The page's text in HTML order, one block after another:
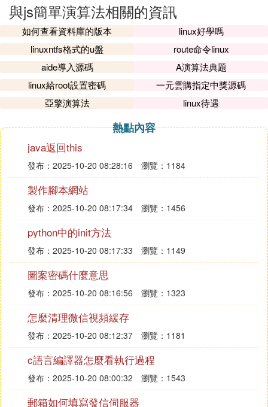
3. web前端javascript能實現什麼演算法或
者計算
在Web開發中，JavaScript很重要，演算法也很重
要。下面整理了一下一些常見的演算法在JavaScript
下的實現，包括二分法、求字元串長度、數組去重、
插入排序、選擇排序、希爾排序、快速排序、冒泡法
等等。僅僅是為了練手，不保證高效與美觀，或許還
有Bug，有時間再完善吧。
1.二分法：
function binary(items,value){
var startIndex=0,
stopIndex=items.length-1,
midlleIndex=(startIndex+stopIndex)>>>1;
while(items[middleIndex]!=value && startIndex
if(items[middleIndex]>value){
stopIndex=middleIndex-1;
與js簡單演算法相關的資訊
如何查看資料庫的版本
linux好學嗎
linuxntfs格式的u盤
route命令linux
aide導入源碼
A演算法典題
linux給root設置密碼
一元雲購指定中獎源碼
亞擎演算法
linux待遇
熱點內容
java返回this
發布：2025-10-20 08:28:16 瀏覽：1184
製作腳本網站
發布：2025-10-20 08:17:34 瀏覽：1456
python中的init方法
發布：2025-10-20 08:17:33 瀏覽：1149
圖案密碼什麼意思
發布：2025-10-20 08:16:56 瀏覽：1323
怎麼清理微信視頻緩存
發布：2025-10-20 08:12:37 瀏覽：1181
c語言編譯器怎麼看執行過程
發布：2025-10-20 08:00:32 瀏覽：1543
郵箱如何填寫發信伺服器